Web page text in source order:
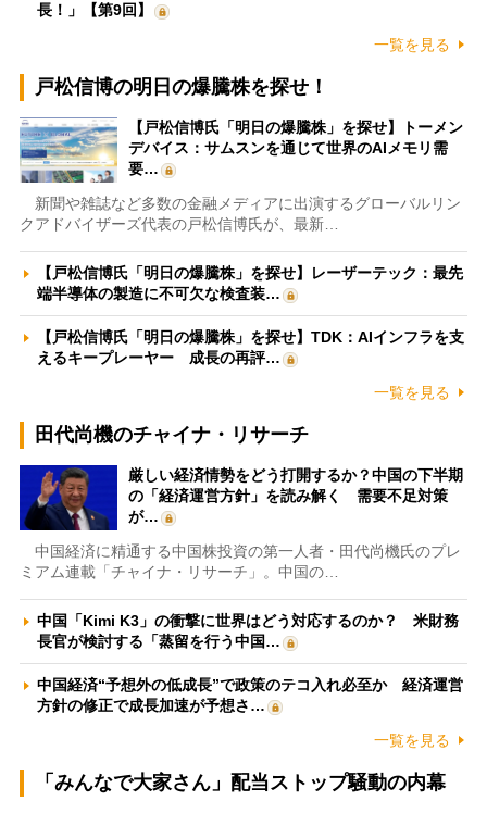
長！」【第9回】
一覧を見る
戸松信博の明日の爆騰株を探せ！
【戸松信博氏「明日の爆騰株」を探せ】トーメン
デバイス：サムスンを通じて世界のAIメモリ需
要…
新聞や雑誌など多数の金融メディアに出演するグローバルリン
クアドバイザーズ代表の戸松信博氏が、最新…
【戸松信博氏「明日の爆騰株」を探せ】レーザーテック：最先
端半導体の製造に不可欠な検査装…
【戸松信博氏「明日の爆騰株」を探せ】TDK：AIインフラを支
えるキープレーヤー 成長の再評…
一覧を見る
田代尚機のチャイナ・リサーチ
厳しい経済情勢をどう打開するか？中国の下半期
の「経済運営方針」を読み解く 需要不足対策
が…
中国経済に精通する中国株投資の第一人者・田代尚機氏のプレ
ミアム連載「チャイナ・リサーチ」。中国の…
中国「Kimi K3」の衝撃に世界はどう対応するのか？ 米財務
長官が検討する「蒸留を行う中国…
中国経済“予想外の低成長”で政策のテコ入れ必至か 経済運営
方針の修正で成長加速が予想さ…
一覧を見る
「みんなで大家さん」配当ストップ騒動の内幕